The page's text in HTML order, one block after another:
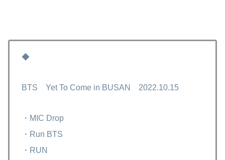
◆
BTS Yet To Come in BUSAN 2022.10.15
・MIC Drop
・Run BTS
・RUN